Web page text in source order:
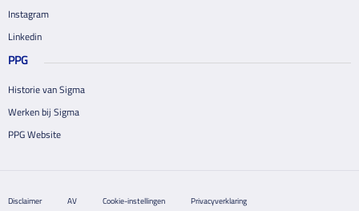
Instagram
Linkedin
PPG
Historie van Sigma
Werken bij Sigma
PPG Website
Disclaimer AV Cookie-instellingen Privacyverklaring